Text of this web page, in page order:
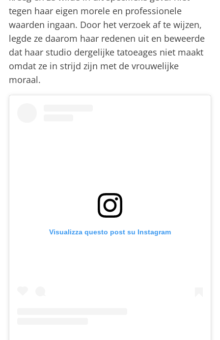
tegen haar eigen morele en professionele
waarden ingaan. Door het verzoek af te wijzen,
legde ze daarom haar redenen uit en beweerde
dat haar studio dergelijke tatoeages niet maakt
omdat ze in strijd zijn met de vrouwelijke
moraal.
Visualizza questo post su Instagram